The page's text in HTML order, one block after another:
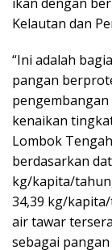
Kelautan dan
“Ini adalah
pangan
kenaikan
Lombok
berdasarkan
kg/kapita/
34,39 kg/
air tawar
sebagai